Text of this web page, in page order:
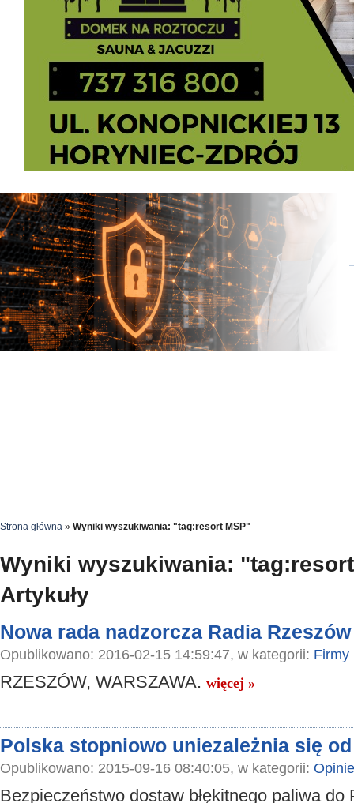
Strona główna » Wyniki wyszukiwania: "tag:resort MSP"
Wyniki wyszukiwania:
Artykuły
Nowa rada nadzorcza Radia Rzeszów
Opublikowano: 2016-02-15 14:59:47, w kategorii: Firmy
RZESZÓW, WARSZAWA. więcej »
Polska stopniowo uniezależnia się
Opublikowano: 2015-09-16 08:40:05, w kategorii: Opinie
Bezpieczeństwo dostaw błękitnego paliwa do